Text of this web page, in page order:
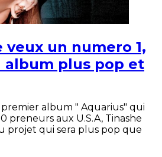
veux un numero 1,
album plus pop et
premier album " Aquarius" qui
preneurs aux U.S.A, Tinashe
projet qui sera plus pop que